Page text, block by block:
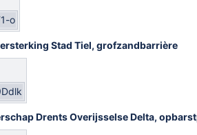
o
Stad Tiel, grofzandbarrière
Drents Overijsselse Delta,